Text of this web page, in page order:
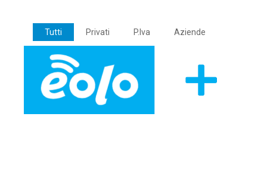
Tutti Privati P.Iva Aziende